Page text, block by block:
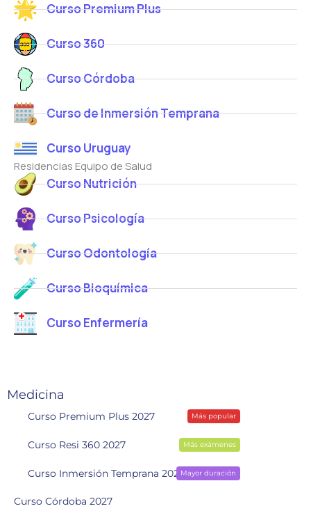
Curso Premium Plus
Curso 360
Curso Córdoba
Curso de Inmersión Temprana
Curso Uruguay
Residencias Equipo de Salud
Curso Nutrición
Curso Psicología
Curso Odontología
Curso Bioquímica
Curso Enfermería
Medicina
Curso Premium Plus 2027 Más popular
Curso Resi 360 2027 Más exámenes
Curso Inmersión Temprana 2028Mayor duración
Curso Córdoba 2027